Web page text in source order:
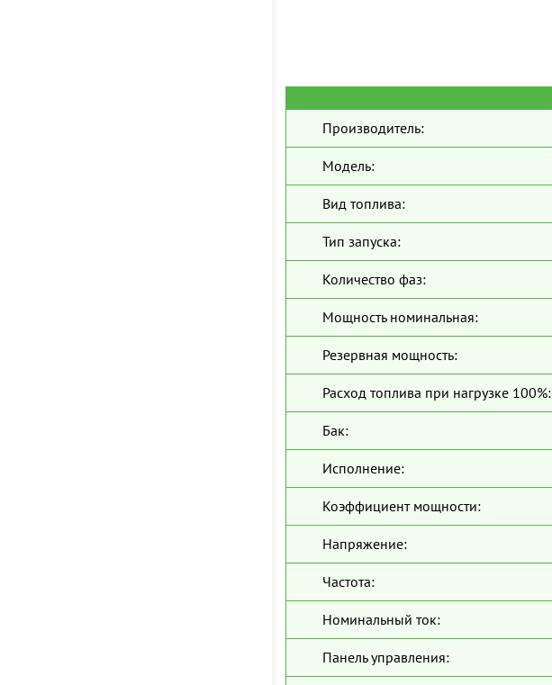
Производитель:
Модель:
Вид топлива:
Тип запуска:
Количество фаз:
Мощность номинальная:
Резервная мощность:
Расход топлива при нагрузке 100%:
Бак:
Исполнение:
Коэффициент мощности:
Напряжение:
Частота:
Номинальный ток:
Панель управления: